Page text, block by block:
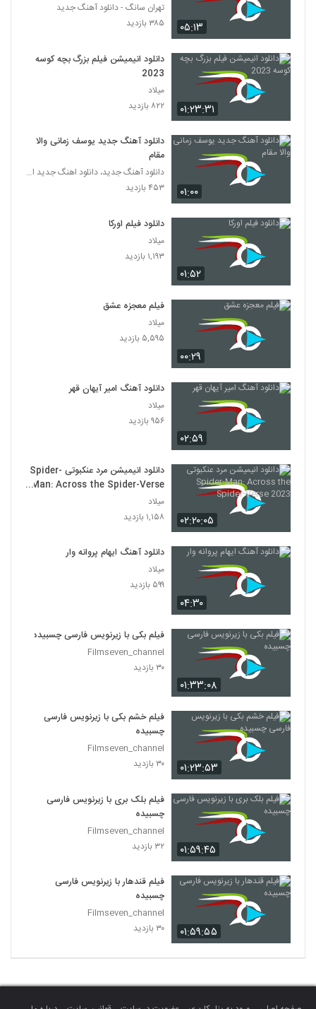
۰۵:۱۳
تهران سانگ - دانلود آهنگ جدید
۳۸۵ بازدید
۰۱:۲۳:۳۱
دانلود انیمیشن فیلم بزرگ بچه‌ کوسه
2023
میلاد
۸۲۲ بازدید
۰۱:۰۰
دانلود آهنگ جدید یوسف زمانی والا
مقام
دانلود آهنگ جدید، دانلود اهنگ جدید ایرانی
۴۵۳ بازدید
۰۱:۵۲
دانلود فیلم اورکا
میلاد
۱,۱۹۳ بازدید
۰۰:۲۹
فیلم معجزه عشق
میلاد
۵,۵۹۵ بازدید
۰۲:۵۹
دانلود آهنگ امیر آیهان قهر
میلاد
۹۵۶ بازدید
۰۲:۲۰:۰۵
دانلود انیمیشن مرد عنکبوتی Spider-
Man: Across the Spider-Verse
2023
میلاد
۱,۱۵۸ بازدید
۰۴:۳۰
دانلود آهنگ ایهام پروانه وار
میلاد
۵۹۹ بازدید
۰۱:۳۳:۰۸
فیلم بکی با زیرنویس فارسی چسبیده
Filmseven_channel
۳۰ بازدید
۰۱:۲۳:۵۳
فیلم خشم بکی با زیرنویس فارسی
چسبیده
Filmseven_channel
۳۰ بازدید
۰۱:۵۹:۴۵
فیلم بلک بری با زیرنویس فارسی
چسبیده
Filmseven_channel
۳۲ بازدید
۰۱:۵۹:۵۵
فیلم قندهار با زیرنویس فارسی
چسبیده
Filmseven_channel
۳۰ بازدید